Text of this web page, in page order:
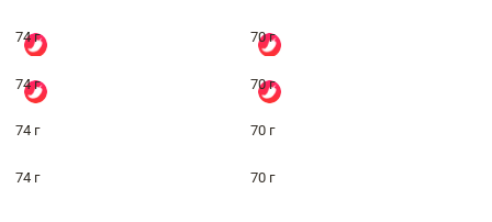
74 г 70 г
74 г 70 г
74 г 70 г
74 г 70 г